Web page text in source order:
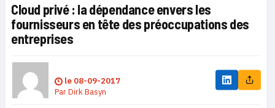
Cloud privé : la dépendance envers les
fournisseurs en tête des préoccupations des
entreprises
le 08-09-2017
ParDirk Basyn